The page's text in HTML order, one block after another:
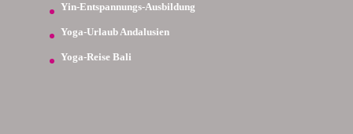
Yin-Entspannungs-Ausbildung
Yoga-Urlaub Andalusien
Yoga-Reise Bali